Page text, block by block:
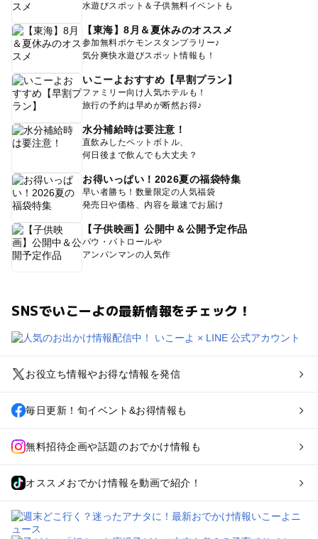
水遊びスポット＆子供無料イベントも
【東海】8月＆夏休みのオススメ
参加無料ポケモンスタンプラリー♪
気分爽快水遊びスポット情報も！
いこーよおすすめ【早割プラン】
ファミリー向け人気ホテルも！
旅行の予約は早めが断然お得♪
水分補給時は要注意！
直飲みしたペットボトル、
何日後まで飲んでも大丈夫？
お得いっぱい！2026夏の福袋特集
早い者勝ち！数量限定の人気福袋
発売日や価格、内容を最速でお届け
【子供映画】公開中＆公開予定作品
パウ・パトロールや
アンパンマンの人気作
SNSでいこーよの最新情報をチェック！
お役立ち情報やお得な情報を発信
毎日更新！旬イベント&お得情報も
無料招待企画や話題のおでかけ情報も
オススメおでかけ情報を動画で紹介！